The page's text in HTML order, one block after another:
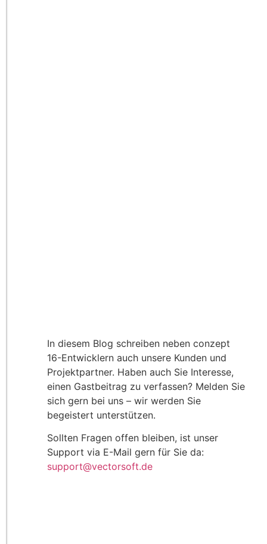
In diesem Blog schreiben neben conzept
16-Entwicklern auch unsere Kunden und
Projektpartner. Haben auch Sie Interesse,
einen Gastbeitrag zu verfassen? Melden Sie
sich gern bei uns – wir werden Sie
begeistert unterstützen.
Sollten Fragen offen bleiben, ist unser
Support via E-Mail gern für Sie da:
support@vectorsoft.de